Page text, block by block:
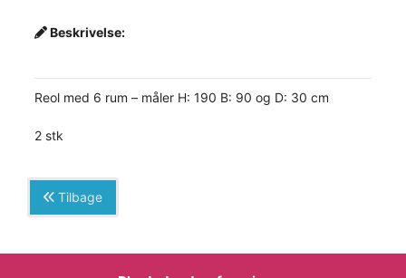
Beskrivelse:
Reol med 6 rum – måler H: 190 B: 90 og D: 30 cm
2 stk
Tilbage